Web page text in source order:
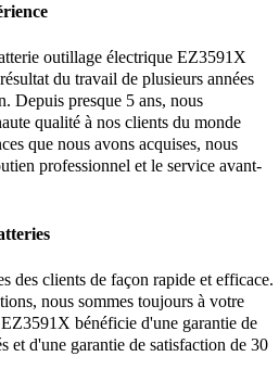
outillage électrique EZ3591X
du travail de plusieurs années
Depuis presque 5 ans, nous
qualité à nos clients du monde
que nous avons acquises, nous
professionnel et le service avant-
des clients de façon rapide et efficace.
nous sommes toujours à votre
bénéficie d'une garantie de
et d'une garantie de satisfaction de 30